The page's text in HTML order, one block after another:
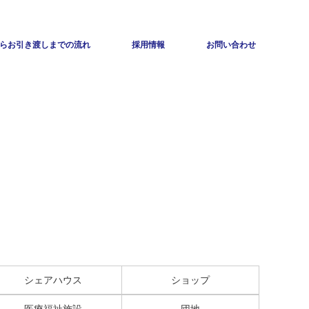
お引き渡しまでの流れ 採用情報 お問い合わせ
シェアハウス ショップ